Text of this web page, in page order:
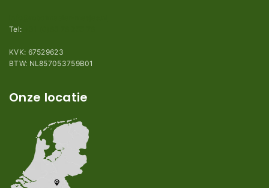
Tel:
KVK: 67529623
BTW: NL857053759B01
Onze locatie